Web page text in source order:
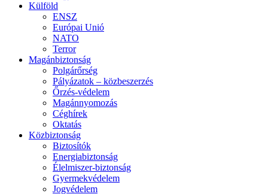
Külföld
ENSZ
Európai Unió
NATO
Terror
Magánbiztonság
Polgárőrség
Pályázatok – közbeszerzés
Őrzés-védelem
Magánnyomozás
Céghírek
Oktatás
Közbiztonság
Biztosítók
Energiabiztonság
Élelmiszer-biztonság
Gyermekvédelem
Jogvédelem